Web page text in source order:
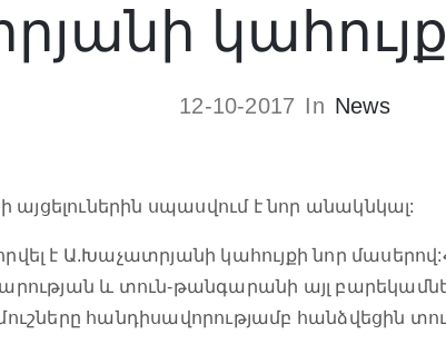
12-10-2017 In News
սպասվում է նոր անակնկալ:
է Ա.Խաչատրյանի կահույքի նոր
և տուն-թանգարանի այլ
հանդիսավորությամբ հանձվեցին